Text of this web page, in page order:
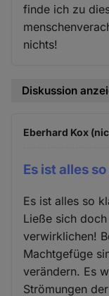
finde ich zu
nichts!
Diskussion
Eberhard Kox
Es ist alles
Es ist alles so
Ließe sich
verwirklichen!
Machtgefüge
verändern. Es
Strömungen